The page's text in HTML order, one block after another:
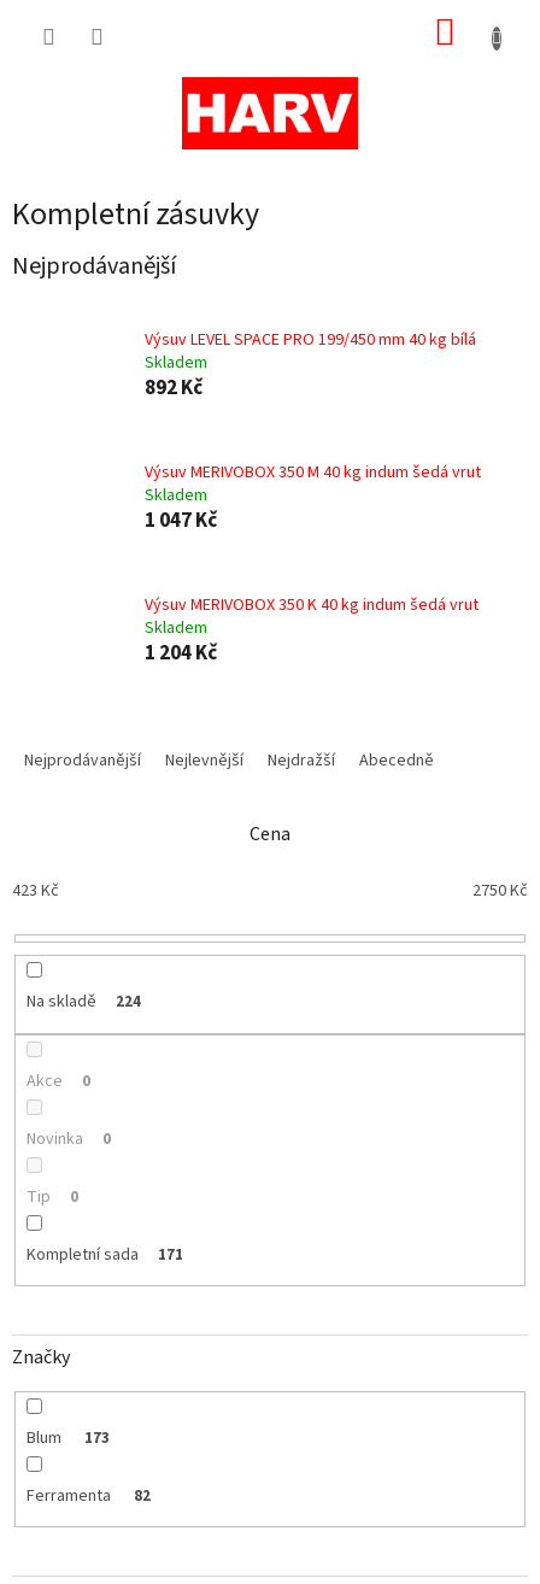
Kompletní zásuvky
Nejprodávanější
Výsuv LEVEL SPACE PRO 199/450 mm 40 kg bílá
Skladem
892 Kč
Výsuv MERIVOBOX 350 M 40 kg indum šedá vrut
Skladem
1 047 Kč
Výsuv MERIVOBOX 350 K 40 kg indum šedá vrut
Skladem
1 204 Kč
p
o
Nejprodávanější Nejlevnější Nejdražší Abecedně
Cena
423 Kč 2750Kč
Na skladě 224
Akce 0
Novinka 0
Tip 0
Kompletní sada 171
Značky
Blum 173
Ferramenta 82